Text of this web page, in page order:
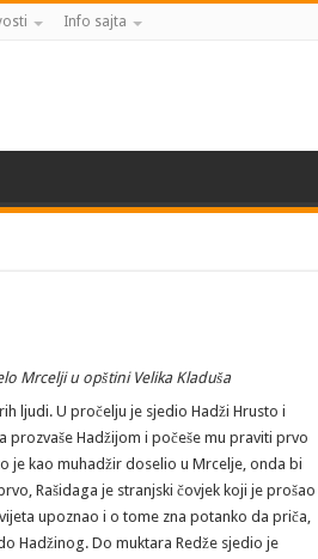
Info sajta
Mrcelji u opštini Velika Kladuša
ljudi. U pročelju je sjedio Hadži Hrusto i
Hadžijom i počeše mu praviti prvo
je kao muhadžir doselio u Mrcelje, onda bi
Rašidaga je stranjski čovjek koji je prošao
upoznao i o tome zna potanko da priča,
Hadžinog. Do muktara Redže sjedio je